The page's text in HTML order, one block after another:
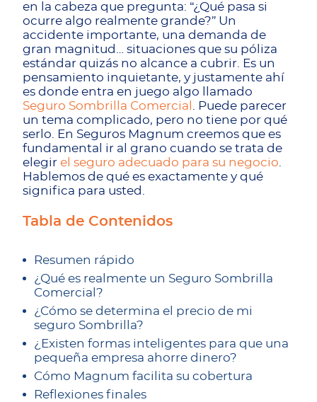
en la cabeza que pregunta: “¿Qué pasa si
ocurre algo realmente grande?” Un
accidente importante, una demanda de
gran magnitud… situaciones que su póliza
estándar quizás no alcance a cubrir. Es un
pensamiento inquietante, y justamente ahí
es donde entra en juego algo llamado
Seguro Sombrilla Comercial
. Puede parecer
un tema complicado, pero no tiene por qué
serlo. En Seguros Magnum creemos que es
fundamental ir al grano cuando se trata de
elegir el seguro adecuado para su negocio
Hablemos de qué es exactamente y qué
significa para usted.
Tabla de Contenidos
Resumen rápido
¿Qué es realmente un Seguro Sombrilla
Comercial?
¿Cómo se determina el precio de mi
seguro Sombrilla?
¿Existen formas inteligentes para que una
pequeña empresa ahorre dinero?
Cómo Magnum facilita su cobertura
Reflexiones finales